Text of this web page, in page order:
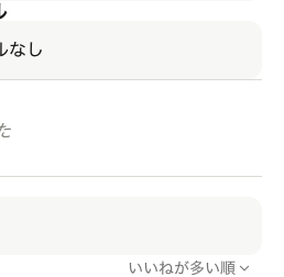
なし
いいねが多い順